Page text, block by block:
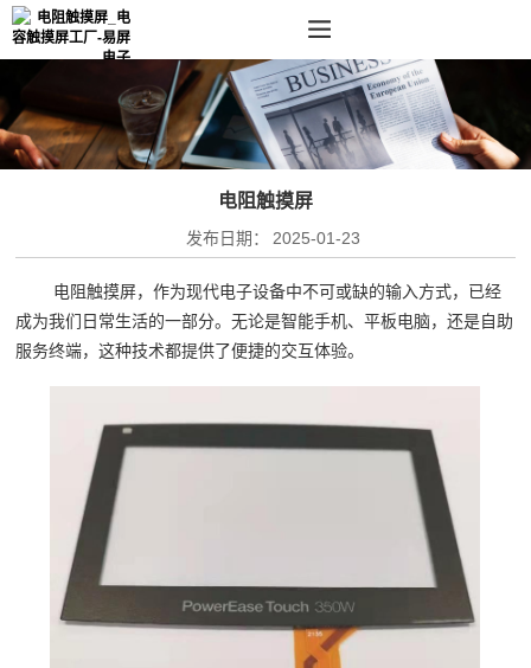
电阻触摸屏
发布日期： 2025-01-23
电阻触摸屏，作为现代电子设备中不可或缺的输入方式，已经
成为我们日常生活的一部分。无论是智能手机、平板电脑，还是自助
服务终端，这种技术都提供了便捷的交互体验。